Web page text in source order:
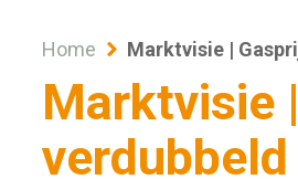
Home Marktvisie |
Marktvisie